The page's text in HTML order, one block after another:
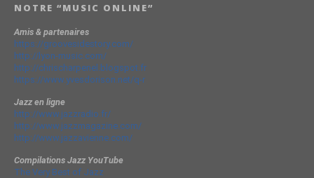
NOTRE “MUSIC ONLINE”
Amis & partenaires
https://groovesidestory.com/
http://lyon-music.com/
http://chrischarpenel.blogspot.fr
https://www.yvesdorison.net/q-r
Jazz en ligne
http://www.jazzradio.fr/
http://www.jazzmagazine.com/
http://www.jazzavienne.com/
Compilations Jazz YouTube
The Very Best of Jazz